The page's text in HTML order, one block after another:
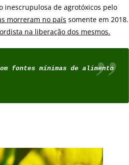
inescrupulosa de agrotóxicos pelo
morreram no país somente em 2018.
na liberação dos mesmos.
fontes mínimas de alimento